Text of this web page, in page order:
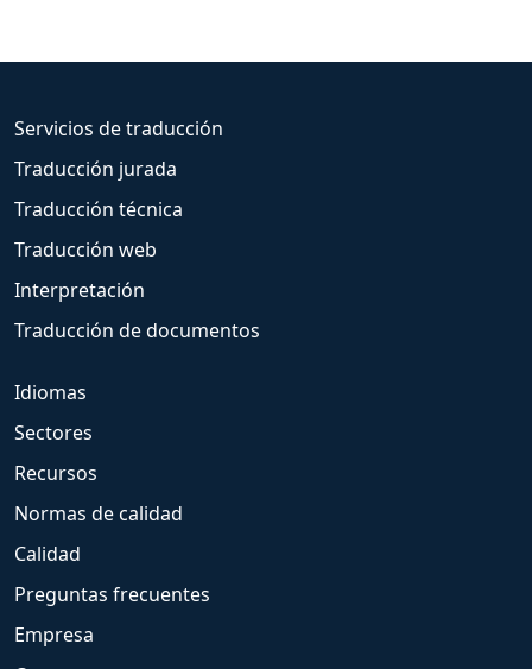
Servicios de traducción
Traducción jurada
Traducción técnica
Traducción web
Interpretación
Traducción de documentos
Idiomas
Sectores
Recursos
Normas de calidad
Calidad
Preguntas frecuentes
Empresa